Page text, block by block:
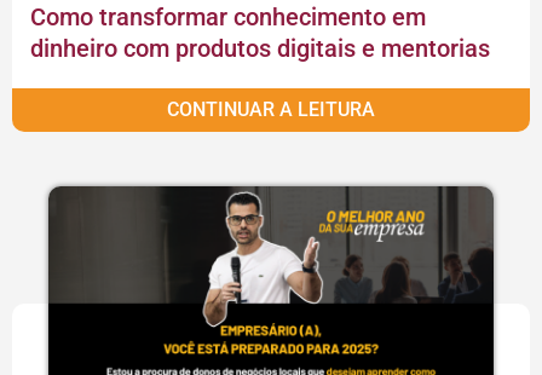
Como transformar conhecimento em
dinheiro com produtos digitais e mentorias
CONTINUAR A LEITURA